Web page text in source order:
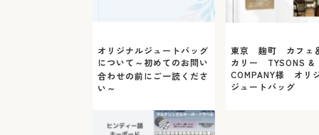
オリジナルジュートバッグ
について～初めてのお問い
合わせの前にご一読くださ
い～
東京 麹町 カフェ
カリー TYSONS &
COMPANY様 オリ
ジュートバッグ